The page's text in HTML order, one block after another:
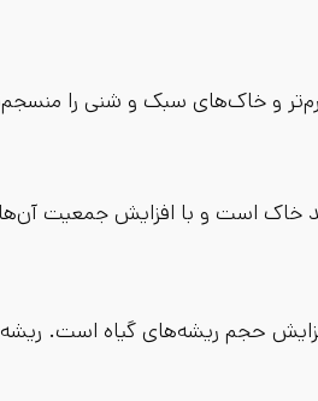
و خاک‌های سبک و شنی را
خاک است و با افزایش جمعیت
حجم ریشه‌های گیاه است.